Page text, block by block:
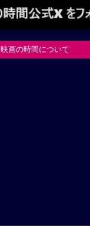
映画の時間について